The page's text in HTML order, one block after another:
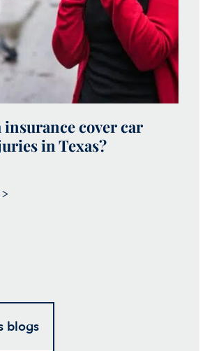
insurance cover car
in Texas?
>
blogs